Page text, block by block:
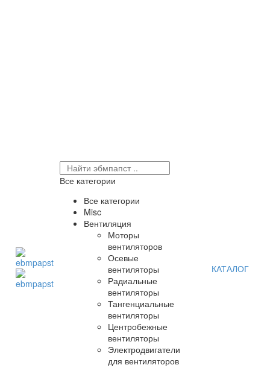
Все категории
Все категории
Misc
Вентиляция
Моторы
вентиляторов
Осевые
вентиляторы
Радиальные
вентиляторы
Тангенциальные
вентиляторы
Центробежные
вентиляторы
Электродвигатели
для вентиляторов
КАТАЛОГ